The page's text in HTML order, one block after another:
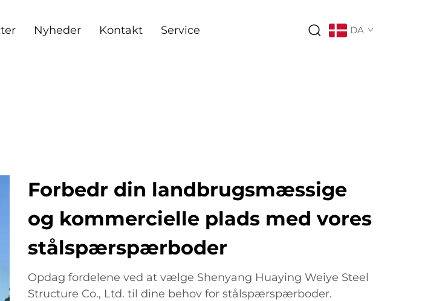
Nyheder Kontakt Service DA
Forbedr din landbrugsmæssige
og kommercielle plads med vores
stålspærspærboder
Opdag fordelene ved at vælge Shenyang Huaying Weiye Steel
Structure Co., Ltd. til dine behov for stålspærspærboder.